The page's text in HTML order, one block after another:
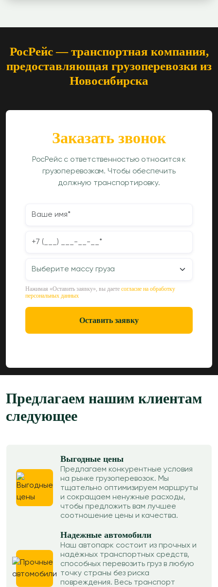
Заказать звонок
РосРейс с ответственностью относится к
грузоперевозкам. Чтобы обеспечить
должную транспортировку.
Нажимая «Оставить заявку», вы даете согласие на обработку
персональных данных
Оставить заявку
РосРейс — транспортная компания,
предоставляющая грузоперевозки из
Новосибирска
Предлагаем нашим клиентам
следующее
Выгодные цены
Предлагаем конкурентные условия
на рынке грузоперевозок. Мы
тщательно оптимизируем маршруты
и сокращаем ненужные расходы,
чтобы предложить вам лучшее
соотношение цены и качества.
Надежные автомобили
Наш автопарк состоит из прочных и
надёжных транспортных средств,
способных перевозить груз в любую
точку страны без риска
повреждения. Весь транспорт